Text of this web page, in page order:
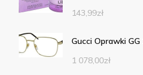
143,99zł
Gucci Oprawki
1 078,00zł